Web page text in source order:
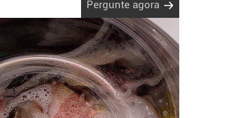
Pergunte agora